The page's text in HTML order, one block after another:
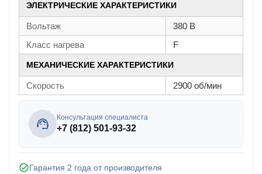
ЭЛЕКТРИЧЕСКИЕ ХАРАКТЕРИСТИКИ
Вольтаж
380 В
Класс нагрева
F
МЕХАНИЧЕСКИЕ ХАРАКТЕРИСТИКИ
Скорость 2900 об/мин
Консультация специалиста
+7 (812) 501-93-32
Гарантия 2 года от производителя